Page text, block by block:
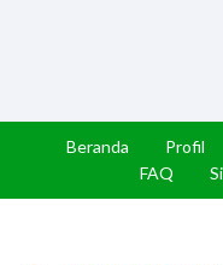
Beranda Profil
FAQ